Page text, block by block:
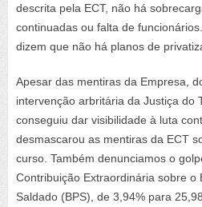
descrita pela ECT, não há
continuadas ou falta de
dizem que não há planos de
Apesar das mentiras da Empresa,
intervenção arbritária da Justiça do
conseguiu dar visibilidade à luta
desmascarou as mentiras da ECT
curso. Também denunciamos o
Contribuição Extraordinária sobre o
Saldado (BPS), de 3,94% para